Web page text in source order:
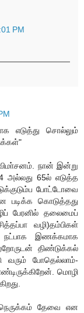
PM
எடுத்து சொல்லும்
நான் இன்று
அல்லது 65ல் எடுத்த
போட்டோவை
படிக்க கொடுத்தது
பேரனில் தலைமைப்
வழி)தம்பிகள்
நட்பாக இணக்கமாக
திண்டுக்கல்
வரும் போதெல்லாம்-
மொழி
நெருக்கம் தேவை என